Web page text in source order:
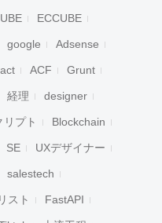
ECCUBE
google Adsense
ACF Grunt
経理 designer
リプト Blockchain
SE UXデザイナー
salestech
スト FastAPI